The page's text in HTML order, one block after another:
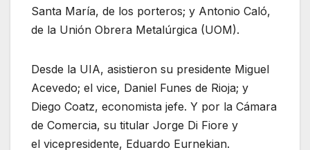
Santa María, de los porteros; y Antonio Caló,
de la Unión Obrera Metalúrgica (UOM).
Desde la UIA, asistieron su presidente Miguel
Acevedo; el vice, Daniel Funes de Rioja; y
Diego Coatz, economista jefe. Y por la Cámara
de Comercia, su titular Jorge Di Fiore y
el vicepresidente, Eduardo Eurnekian.